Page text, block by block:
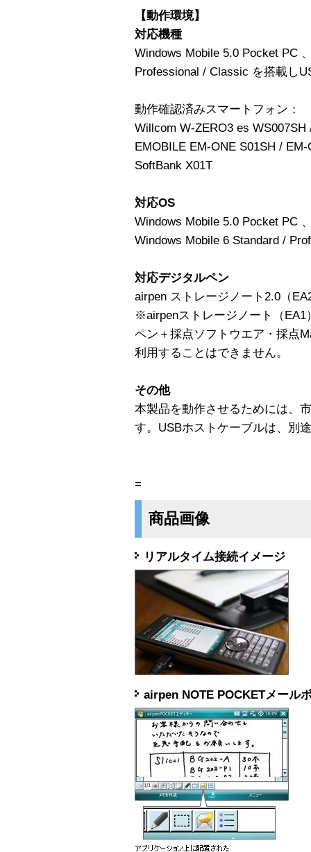
【動作環境】
対応機種
Windows Mobile 5.0 Pocket PC
Professional / Classic を搭載し
動作確認済みスマートフォン：
Willcom W-ZERO3 es
EMOBILE EM-ONE S01SH /
SoftBank X01T
対応OS
Windows Mobile 5.0 Pocket PC
Windows Mobile 6 Standard /
対応デジタルペン
airpen ストレージノート2.0（
※airpenストレージノート（EA1
ペン＋採点ソフトウエア・採点
利用することはできません。
その他
本製品を動作させるためには、
す。USBホストケーブルは、別
=
商品画像
リアルタイム接続イメージ
airpen NOTE POCKETメール